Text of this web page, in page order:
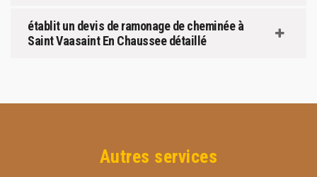
établit un devis de ramonage de cheminée à
Saint Vaasaint En Chaussee détaillé
Autres services